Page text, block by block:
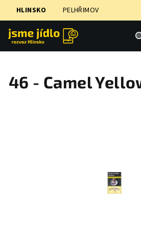
HLINSKO PELHŘIMOV
46 - Camel